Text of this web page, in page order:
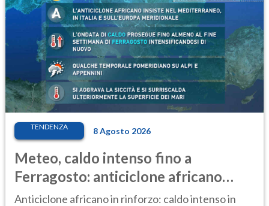
TENDENZA 8 Agosto 2026
Meteo, caldo intenso fino a
Ferragosto: anticiclone africano
ancora protagonista
Anticiclone africano in rinforzo: caldo intenso in